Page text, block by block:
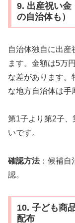
9. 出産祝い金
の自治体も）
自治体独自に出産
ます。金額は5万
な差があります。
な地方自治体は手
第1子より第2子
いです。
確認方法：候補自
認。
10. 子ども商
配布